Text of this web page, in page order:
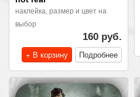
наклейка, размер и цвет на
выбор
160 руб.
+ В корзину
Подробнее